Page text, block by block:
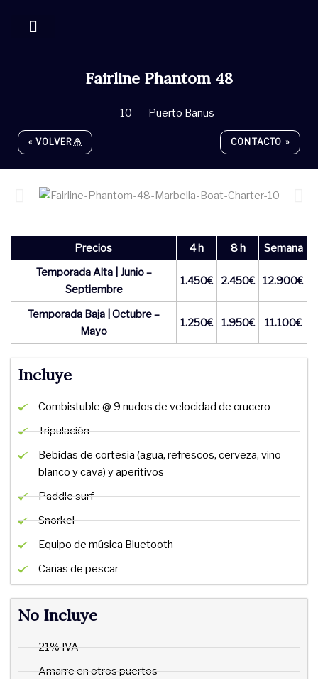
Fairline Phantom 48
10 Puerto Banus
« VOLVER CONTACTO »
Precios 4 h 8 h
Semana
Temporada Alta | Junio –
Septiembre
1.450€ 2.450€ 12.900€
Temporada Baja | Octubre –
Mayo
1.250€ 1.950€ 11.100€
Incluye
Combistuble @ 9 nudos de velocidad de crucero
Tripulación
Bebidas de cortesia (agua, refrescos, cerveza, vino
blanco y cava) y aperitivos
Paddle surf
Snorkel
Equipo de música Bluetooth
Cañas de pescar
No Incluye
21% IVA
Amarre en otros puertos